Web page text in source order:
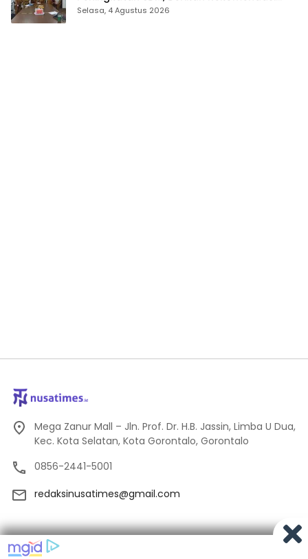
Studi S3 bagi Pegawai
Selasa, 4 Agustus 2026
Mega Zanur Mall – Jln. Prof. Dr. H.B. Jassin, Limba U Dua,
Kec. Kota Selatan, Kota Gorontalo, Gorontalo
0856-2441-5001
redaksinusatimes@gmail.com